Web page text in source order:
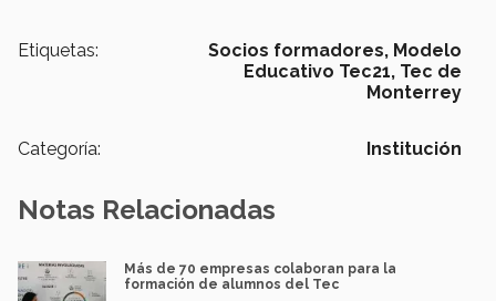
Etiquetas: Socios formadores, Modelo
Educativo Tec21, Tec de
Monterrey
Categoría: Institución
Notas Relacionadas
Más de 70 empresas colaboran para la
formación de alumnos del Tec